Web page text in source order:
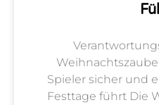
Spieler sicher und
Festtage führt Die